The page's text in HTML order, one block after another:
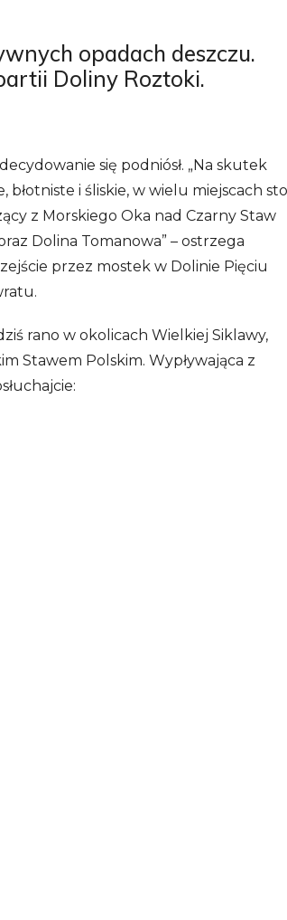
opadach deszczu.
Doliny Roztoki.
się podniósł. „Na skutek
i śliskie, w wielu miejscach
z Morskiego Oka nad Czarny Staw
Dolina Tomanowa” – ostrzega
przez mostek w Dolinie Pięciu
rano w okolicach Wielkiej Siklawy,
Stawem Polskim. Wypływająca z